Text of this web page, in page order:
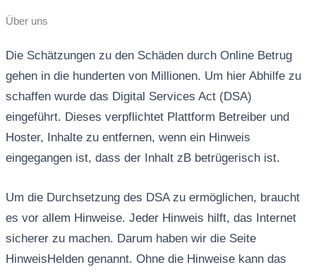
Über uns
Die Schätzungen zu den Schäden durch Online Betrug
gehen in die hunderten von Millionen. Um hier Abhilfe zu
schaffen wurde das Digital Services Act (DSA)
eingeführt. Dieses verpflichtet Plattform Betreiber und
Hoster, Inhalte zu entfernen, wenn ein Hinweis
eingegangen ist, dass der Inhalt zB betrügerisch ist.
Um die Durchsetzung des DSA zu ermöglichen, braucht
es vor allem Hinweise. Jeder Hinweis hilft, das Internet
sicherer zu machen. Darum haben wir die Seite
HinweisHelden genannt. Ohne die Hinweise kann das